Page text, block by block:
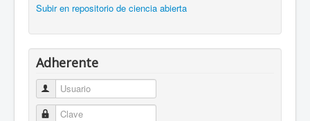
Subir en repositorio de ciencia abierta
Adherente
Usuario
Clave